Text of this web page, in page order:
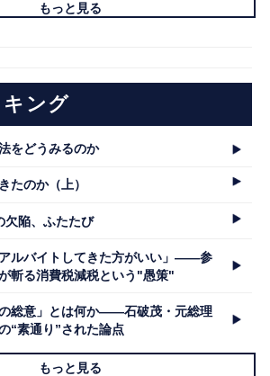
もっと見る
ング
をどうみるのか
たのか（上）
欠陥、ふたたび
アルバイトしてきた方がいい」――参
斬る消費税減税という"愚策"
の総意」とは何か――石破茂・元総理
“素通り”された論点
もっと見る